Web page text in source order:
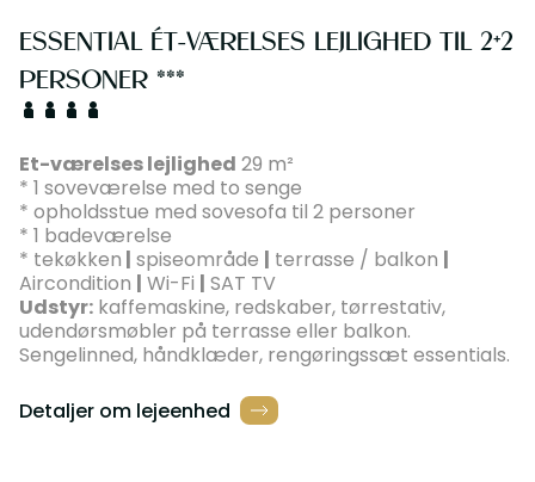
ESSENTIAL ÉT-VÆRELSES LEJLIGHED TIL 2+2
PERSONER ***
Et-værelses lejlighed 29 m²
* 1 soveværelse med to senge
* opholdsstue med sovesofa til 2 personer
* 1 badeværelse
* tekøkken | spiseområde | terrasse / balkon |
Aircondition | Wi-Fi | SAT TV
Udstyr: kaffemaskine, redskaber, tørrestativ,
udendørsmøbler på terrasse eller balkon.
Sengelinned, håndklæder, rengøringssæt essentials.
Detaljer om lejeenhed